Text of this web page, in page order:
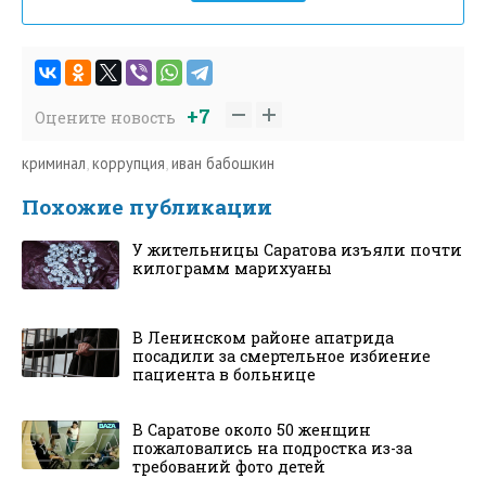
Оцените новость +7
криминал коррупция иван бабошкин
Похожие публикации
У жительницы Саратова изъяли почти
килограмм марихуаны
В Ленинском районе апатрида
посадили за смертельное избиение
пациента в больнице
В Саратове около 50 женщин
пожаловались на подростка из-за
требований фото детей